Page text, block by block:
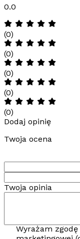
0.0
(0)
(0)
(0)
(0)
(0)
Dodaj opinię
Twoja ocena
Twoja opinia
Wyrażam